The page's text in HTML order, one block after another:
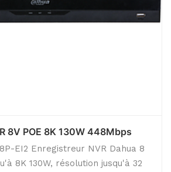
8V POE 8K 130W 448Mbps
EI2 Enregistreur NVR Dahua 8
8K 130W, résolution jusqu'à 32